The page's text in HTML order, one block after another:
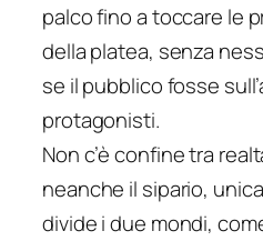
palco fino a toccare le
della platea, senza
se il pubblico fosse
protagonisti.
Non c’è confine tra
neanche il sipario,
divide i due mondi,